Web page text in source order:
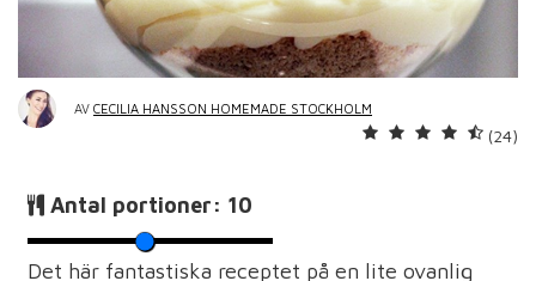
AV CECILIA HANSSON HOMEMADE STOCKHOLM
(24)
Antal portioner: 10
Det här fantastiska receptet på en lite ovanlig